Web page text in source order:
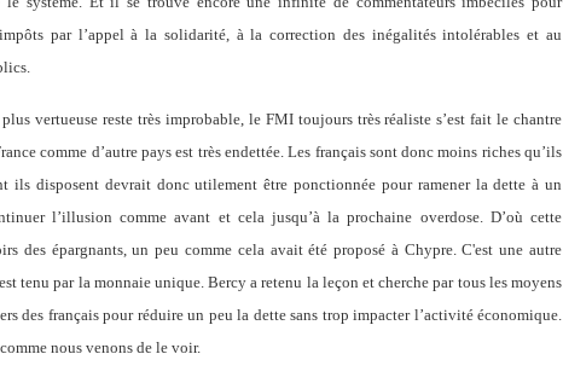
par l’appel à la solidarité, à la correction des inégalités intolérables et au
vertueuse reste très improbable, le FMI toujours très réaliste s’est fait le chantre
comme d’autre pays est très endettée. Les français sont donc moins riches qu’ils
ils disposent devrait donc utilement être ponctionnée pour ramener la dette à un
l’illusion comme avant et cela jusqu’à la prochaine overdose. D’où cette
des épargnants, un peu comme cela avait été proposé à Chypre. C'est une autre
tenu par la monnaie unique. Bercy a retenu la leçon et cherche par tous les moyens
des français pour réduire un peu la dette sans trop impacter l’activité économique.
nous venons de le voir.